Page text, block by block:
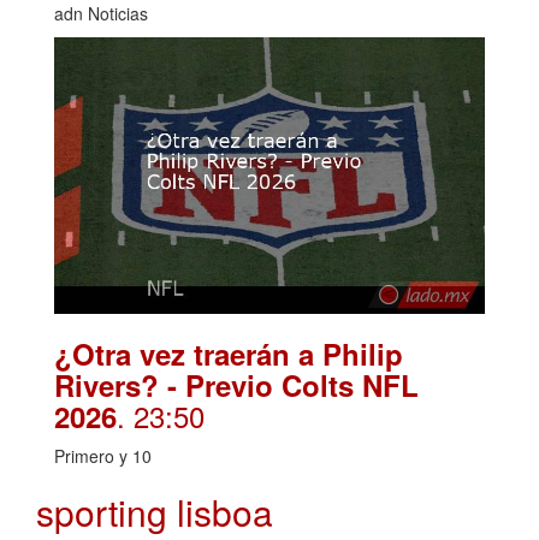
adn Noticias
¿Otra vez traerán a Philip
Rivers? - Previo Colts NFL
2026. 23:50
Primero y 10
sporting lisboa